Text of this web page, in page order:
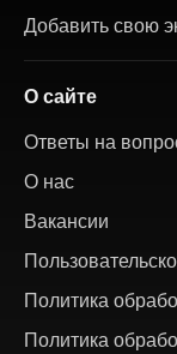
Добавить свою
О сайте
Ответы на
О нас
Вакансии
Политика
Политика